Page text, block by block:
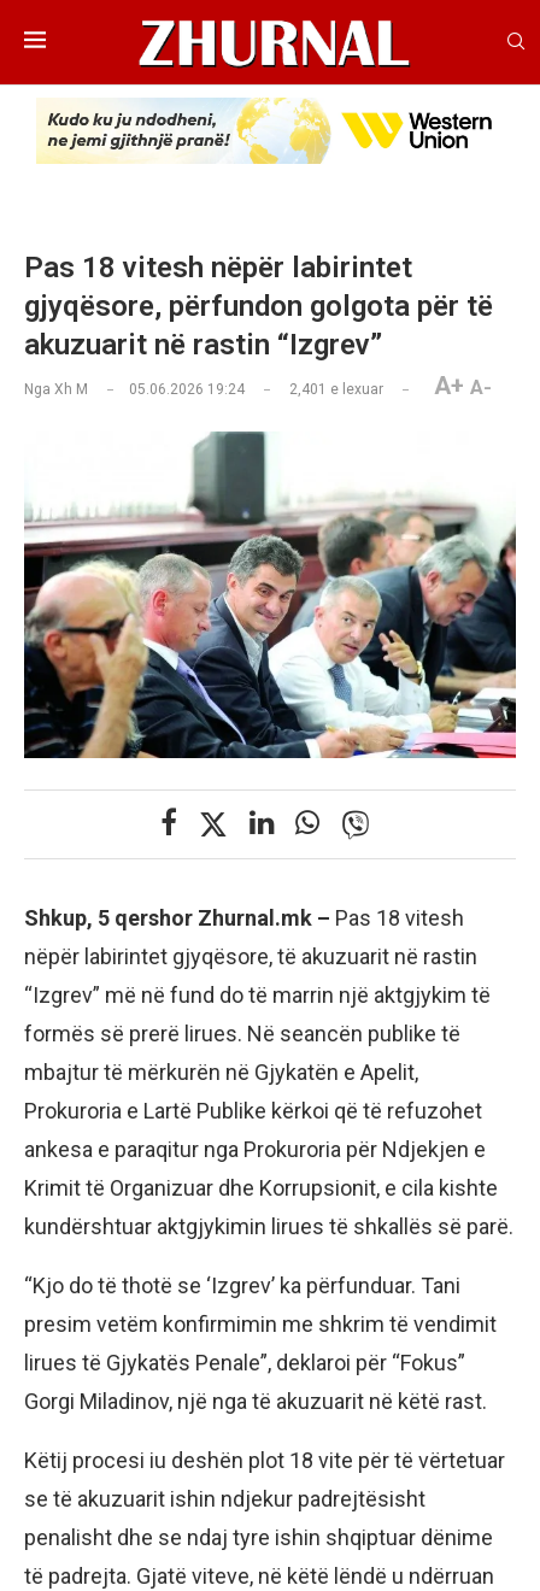
Pas 18 vitesh nëpër labirintet
gjyqësore, përfundon golgota për të
akuzuarit në rastin “Izgrev”
Nga Xh M 05.06.2026 19:24 2,401 e lexuar A+ A-
Shkup, 5 qershor Zhurnal.mk – Pas 18 vitesh
nëpër labirintet gjyqësore, të akuzuarit në rastin
“Izgrev” më në fund do të marrin një aktgjykim të
formës së prerë lirues. Në seancën publike të
mbajtur të mërkurën në Gjykatën e Apelit,
Prokuroria e Lartë Publike kërkoi që të refuzohet
ankesa e paraqitur nga Prokuroria për Ndjekjen e
Krimit të Organizuar dhe Korrupsionit, e cila kishte
kundërshtuar aktgjykimin lirues të shkallës së parë.
“Kjo do të thotë se ‘Izgrev’ ka përfunduar. Tani
presim vetëm konfirmimin me shkrim të vendimit
lirues të Gjykatës Penale”, deklaroi për “Fokus”
Gorgi Miladinov, një nga të akuzuarit në këtë rast.
Këtij procesi iu deshën plot 18 vite për të vërtetuar
se të akuzuarit ishin ndjekur padrejtësisht
penalisht dhe se ndaj tyre ishin shqiptuar dënime
të padrejta. Gjatë viteve, në këtë lëndë u ndërruan